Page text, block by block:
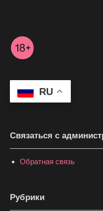
RU
Связаться с
Обратная связь
Рубрики